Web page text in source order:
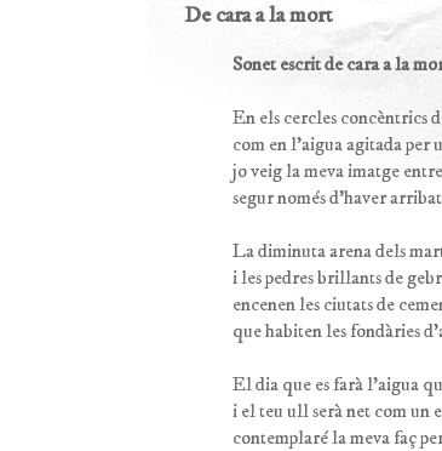
De cara a la mort
Sonet escrit de cara a la
En els cercles concèntrics
com en l'aigua agitada per
jo veig la meva imatge
segur només d'haver
La diminuta arena dels
i les pedres brillants de
encenen les ciutats de
que habiten les fondàries
El dia que es farà l'aigua
i el teu ull serà net com un
contemplaré la meva faç